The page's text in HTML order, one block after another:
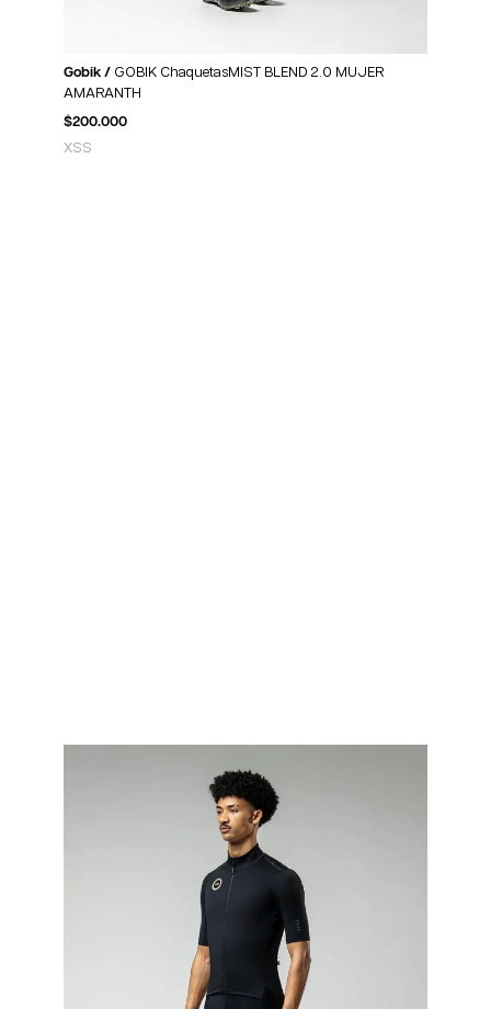
Gobik / GOBIK ChaquetasMIST BLEND 2.0 MUJER
AMARANTH
$200.000
XSS